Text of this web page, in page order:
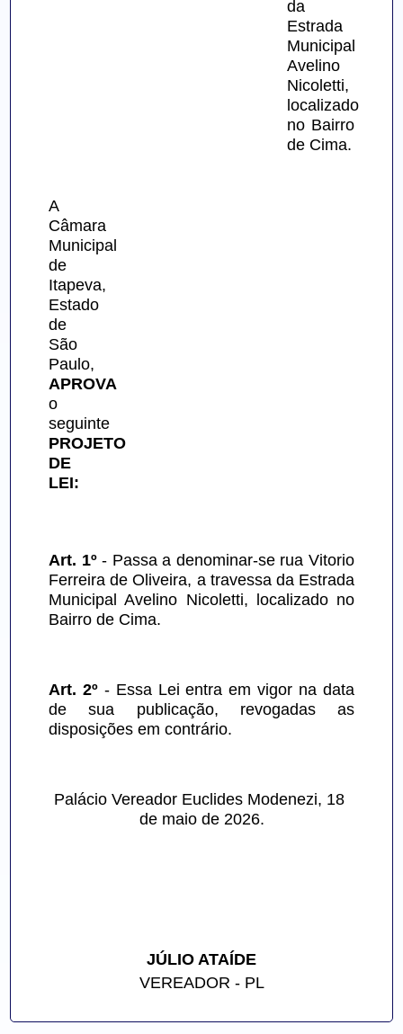
da
Estrada
Municipal
Avelino
Nicoletti,
localizado
no Bairro
de Cima.
A
Câmara
Municipal
de
Itapeva,
Estado
de
São
APROVA
o
PROJETO
DE
LEI:
Art. 1º - Passa a denominar-se rua Vitorio
Ferreira de Oliveira, a travessa da Estrada
Municipal Avelino Nicoletti, localizado no
Bairro de Cima.
Art. 2º - Essa Lei entra em vigor na data
de sua publicação, revogadas as
disposições em contrário.
Palácio Vereador Euclides Modenezi, 18
de maio de 2026.
JÚLIO ATAÍDE
VEREADOR - PL